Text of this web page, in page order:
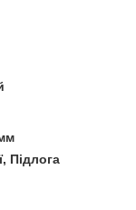
Підлога